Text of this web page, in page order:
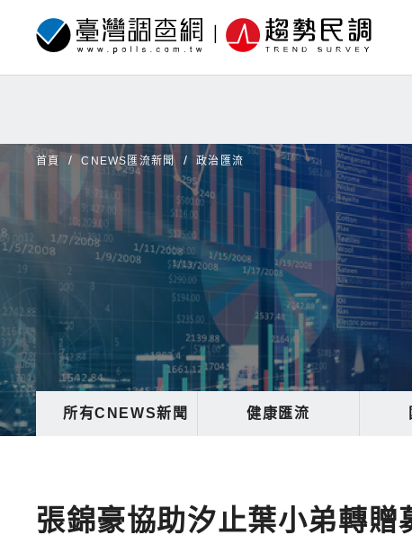
首頁 CNEWS匯流新聞 政治匯流
所有CNEWS新聞 健康匯流
張錦豪協助汐止葉小弟轉